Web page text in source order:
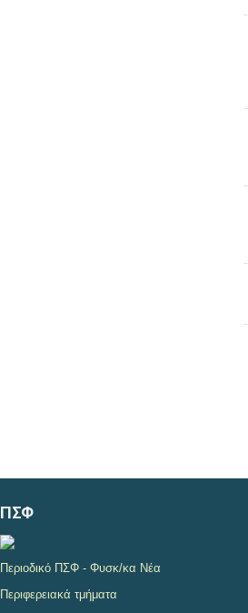
ΠΣΦ
Περιοδικό ΠΣΦ - Φυσκ/κα Νέα
Περιφερειακά τμήματα